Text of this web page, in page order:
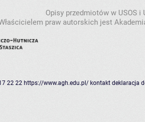
Opisy przedmiotów w USOS
praw autorskich jest
22 22 https://www.agh.edu.pl/ kontakt deklaracja